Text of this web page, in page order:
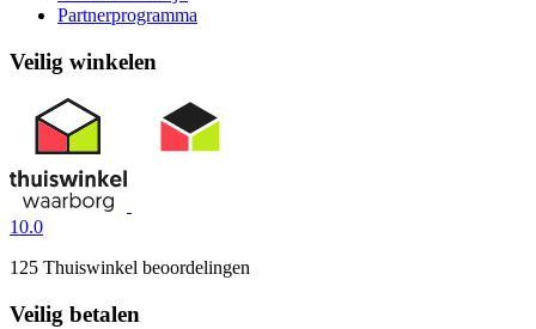
Partnerprogramma
Veilig winkelen
10.0
125 Thuiswinkel beoordelingen
Veilig betalen